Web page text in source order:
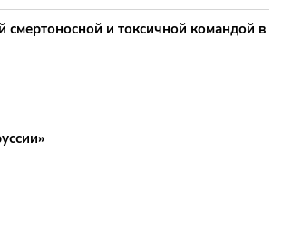
и токсичной командой в